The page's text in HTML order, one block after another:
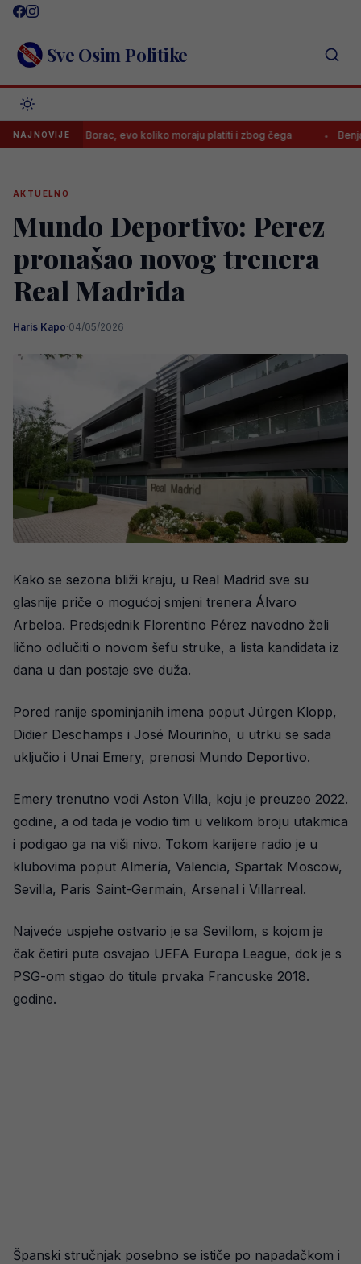
Skip
content Sve Osim Politike
NAJNOVIJE
Borac, evo koliko moraju platiti i zbog čega Benjamin
AKTUELNO
Mundo Deportivo: Perez
pronašao novog trenera
Real Madrida
Haris Kapo·04/05/2026
Kako se sezona bliži kraju, u Real Madrid sve su
glasnije priče o mogućoj smjeni trenera Álvaro
Arbeloa. Predsjednik Florentino Pérez navodno želi
lično odlučiti o novom šefu struke, a lista kandidata iz
dana u dan postaje sve duža.
Pored ranije spominjanih imena poput Jürgen Klopp,
Didier Deschamps i José Mourinho, u utrku se sada
uključio i Unai Emery, prenosi Mundo Deportivo.
Emery trenutno vodi Aston Villa, koju je preuzeo 2022.
godine, a od tada je vodio tim u velikom broju utakmica
i podigao ga na viši nivo. Tokom karijere radio je u
klubovima poput Almería, Valencia, Spartak Moscow,
Sevilla, Paris Saint-Germain, Arsenal i Villarreal.
Najveće uspjehe ostvario je sa Sevillom, s kojom je
čak četiri puta osvajao UEFA Europa League, dok je s
PSG-om stigao do titule prvaka Francuske 2018.
godine.
Španski stručnjak posebno se ističe po napadačkom i